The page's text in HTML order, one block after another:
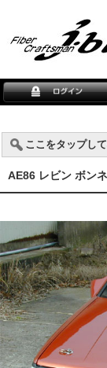
ここをタップし
AE86 レビン ボン